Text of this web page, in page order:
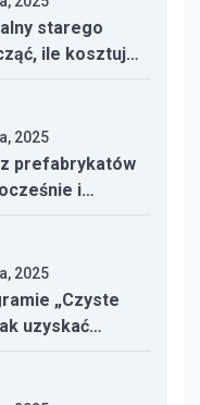
starego
ile kosztuje
2025
prefabrykatów
i
2025
„Czyste
uzyskać
roku